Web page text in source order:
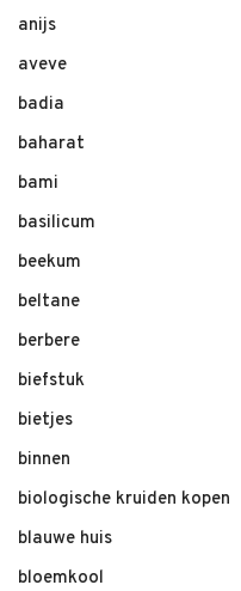
anijs
aveve
badia
baharat
bami
basilicum
beekum
beltane
berbere
biefstuk
bietjes
binnen
biologische kruiden kopen
blauwe huis
bloemkool